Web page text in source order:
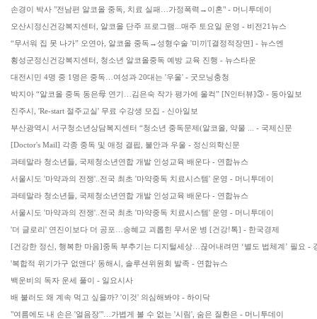
손경이 박사 "전남편 알코올 중독, 치료 실패…가정폭력→이혼" - 머니투데이
오산시정신건강복지센터, 알코올 단주 프로그램...매주 토요일 운영 - 비전21뉴스
“무서워 집 못 나가” 오연아, 알코올 중독→성형수술 '미끼'[결정적장면] - 뉴스엔
횡성군정신건강복지센터, 청소년 알코올중독 예방 교육 진행 - 뉴스타운
대전시민 4명 중 1명은 중독…여성과 20대는 '우울' - 굿모닝충청
박지아 “알코올 중독 동은母 연기…김은숙 작가 평가에 울컥” [N인터뷰]③ - 동아일보
진주시, 'Re-start 절주교실' 무료 수강생 모집 - 신아일보
부산광역시 서구청소년상담복지센터 “청소년 중독문제(알코올, 약물 ... - 국제신문
[Doctor's Mail] 각종 중독 및 애정 결핍, 불안과 우울 - 정신의학신문
과테말라 청소년들, 국제청소년연합 개발 인성교육 배운다 - 연합뉴스
서울시도 '마약과의 전쟁'..전국 최초 '마약중독 치료시스템' 운영 - 머니투데이
과테말라 청소년들, 국제청소년연합 개발 인성교육 배운다 - 연합뉴스
서울시도 '마약과의 전쟁'..전국 최초 '마약중독 치료시스템' 운영 - 머니투데이
'더 글로리' 연진이보다 더 공포…송혜교 괴롭힌 무서운 병 [건강!톡] - 한국경제
[건강한 정신, 행복한 마음]중독 부추기는 디지털세상…끊어내려면 ‘별도 법체계’ 필요 -
'복합적 위기가구 없앤다' 동해시, 솔루션위원회 발족 - 연합뉴스
백운비의 독자 운세 풀이 - 일요시사
배 불러도 왜 계속 먹고 싶을까? '이것' 의심해봐야 - 하이닥
"여름에도 내 손은 '얼음장'"…가볍게 볼 수 없는 '시림', 숨은 질환은 - 머니투데이